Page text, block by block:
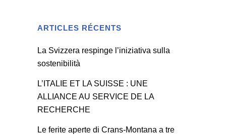
ARTICLES RÉCENTS
La Svizzera respinge l’iniziativa sulla
sostenibilità
L’ITALIE ET LA SUISSE : UNE
ALLIANCE AU SERVICE DE LA
RECHERCHE
Le ferite aperte di Crans-Montana a tre